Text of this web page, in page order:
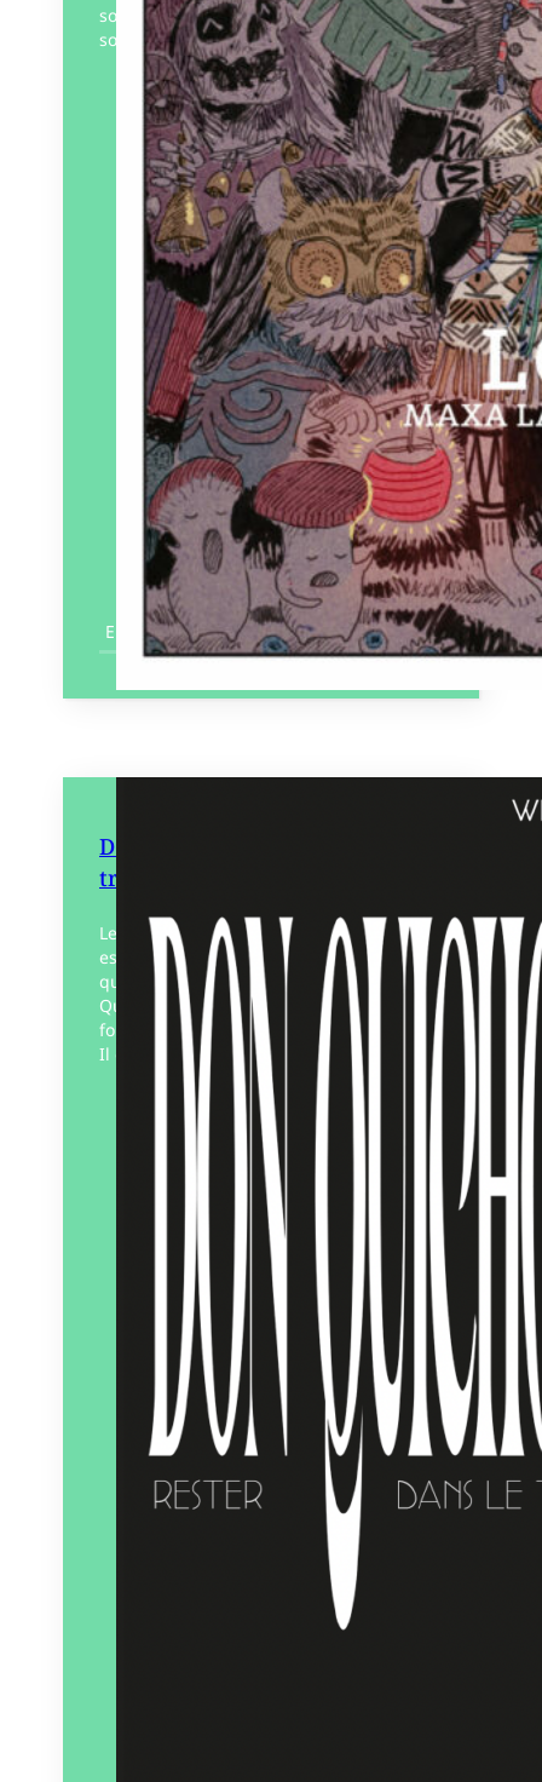
sorcière aux yeux de chat est bien loin de
son île taïwanaise.…
Éditeur :Patayo
Paru le17/01/2025
En savoir plus
Don Quichotte, rester dans le
trouble
Lecteur des pensées anarchistes,
espagnoles, russes et françaises, en
quête de joie, de paix-liberté, Don
Quichotte cherchait l’aventure et s’en
foutait complètement d’y laisser sa peau.
Il était…
Éditeur :
Solarium
01/01/2026